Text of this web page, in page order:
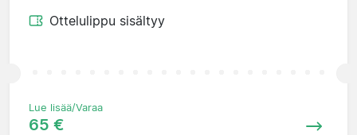
Ottelulippu sisältyy
Lue lisää/Varaa
65 €